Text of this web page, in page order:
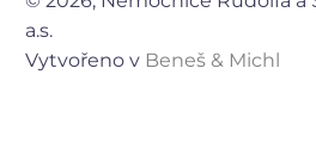
a.s.
Vytvořeno v Beneš & Michl